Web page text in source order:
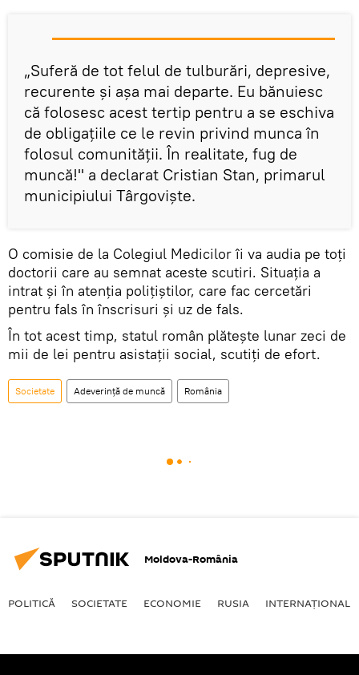
„Suferă de tot felul de tulburări, depresive,
recurente şi aşa mai departe. Eu bănuiesc
că folosesc acest tertip pentru a se eschiva
de obligaţiile ce le revin privind munca în
folosul comunităţii. În realitate, fug de
muncă!" a declarat Cristian Stan, primarul
municipiului Târgovişte.
O comisie de la Colegiul Medicilor îi va audia pe toţi
doctorii care au semnat aceste scutiri. Situaţia a
intrat şi în atenţia poliţiştilor, care fac cercetări
pentru fals în înscrisuri şi uz de fals.
În tot acest timp, statul român plăteşte lunar zeci de
mii de lei pentru asistaţii social, scutiţi de efort.
Societate Adeverință de muncă România
Moldova-România
POLITICĂ SOCIETATE ECONOMIE RUSIA INTERNAŢIONAL